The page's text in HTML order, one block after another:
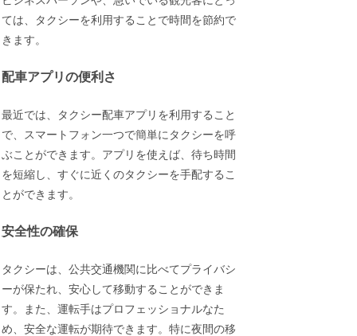
ては、タクシーを利用することで時間を節約で
きます。
配車アプリの便利さ
最近では、タクシー配車アプリを利用すること
で、スマートフォン一つで簡単にタクシーを呼
ぶことができます。アプリを使えば、待ち時間
を短縮し、すぐに近くのタクシーを手配するこ
とができます。
安全性の確保
タクシーは、公共交通機関に比べてプライバシ
ーが保たれ、安心して移動することができま
す。また、運転手はプロフェッショナルなた
め、安全な運転が期待できます。特に夜間の移